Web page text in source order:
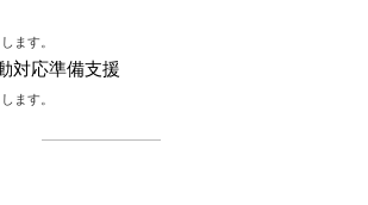
ます。
対応準備支援
ます。